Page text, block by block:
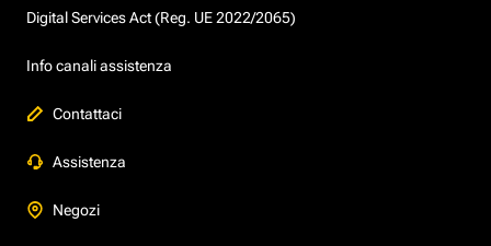
Digital Services Act (Reg. UE 2022/2065)
Info canali assistenza
Contattaci
Assistenza
Negozi